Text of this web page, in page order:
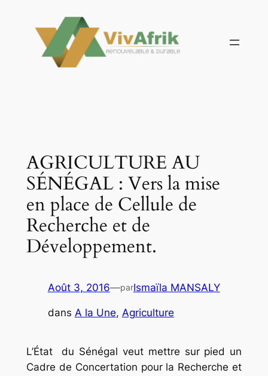
contenu
AGRICULTURE AU
SÉNÉGAL : Vers la mise
en place de Cellule de
Recherche et de
Développement.
Août 3, 2016—parIsmaïla MANSALY
dans A la Une, Agriculture
L’État du Sénégal veut mettre sur pied un
Cadre de Concertation pour la Recherche et